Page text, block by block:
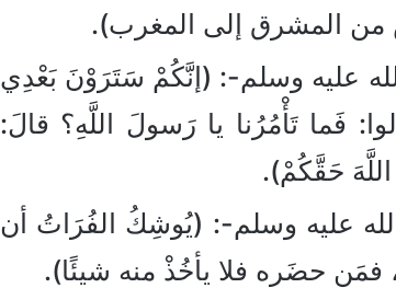
من المشرق إلى المغرب).
عليه وسلم-: (إنَّكُمْ سَتَرَوْنَ بَعْدِي
فَما تَأْمُرُنا يا رَسولَ اللَّهِ؟ قالَ:
اللَّهَ حَقَّكُمْ).
عليه وسلم-: (يُوشِكُ الفُرَاتُ أن
حضَره فلا يأخُذْ منه شيئًا).